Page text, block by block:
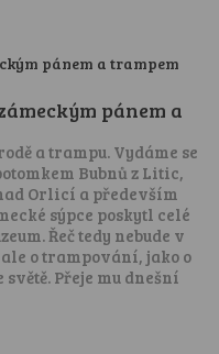
pánem a
a trampu. Vydáme se
Bubnů z Litic,
Orlicí a především
sýpce poskytl celé
Řeč tedy nebude v
o trampování, jako o
Přeje mu dnešní